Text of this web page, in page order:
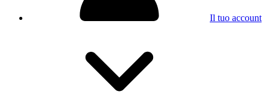
Il tuo account